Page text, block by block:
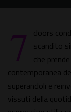
7
doors
scandito
che
contemporanea
superandoli e
vissuti della